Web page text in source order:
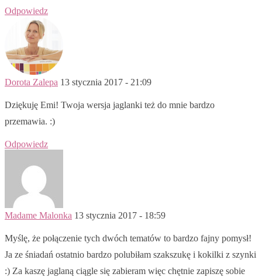
Odpowiedz
Dorota Zalepa 13 stycznia 2017 - 21:09
Dziękuję Emi! Twoja wersja jaglanki też do mnie bardzo
przemawia. :)
Odpowiedz
Madame Malonka 13 stycznia 2017 - 18:59
Myślę, że połączenie tych dwóch tematów to bardzo fajny pomysł!
Ja ze śniadań ostatnio bardzo polubiłam szakszukę i kokilki z szynki
:) Za kaszę jaglaną ciągle się zabieram więc chętnie zapiszę sobie